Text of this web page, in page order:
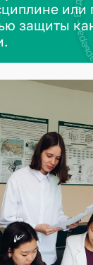
или
защиты